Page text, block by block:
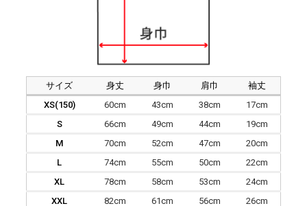
サイズ 身丈 身巾 肩巾
袖丈
XS(150)
60cm 43cm 38cm
17cm
S
66cm 49cm 44cm
19cm
M
70cm 52cm 47cm
20cm
L
74cm 55cm 50cm
22cm
XL
78cm 58cm 53cm
24cm
XXL
82cm 61cm 56cm 26cm